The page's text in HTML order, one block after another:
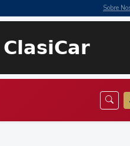
Sobre